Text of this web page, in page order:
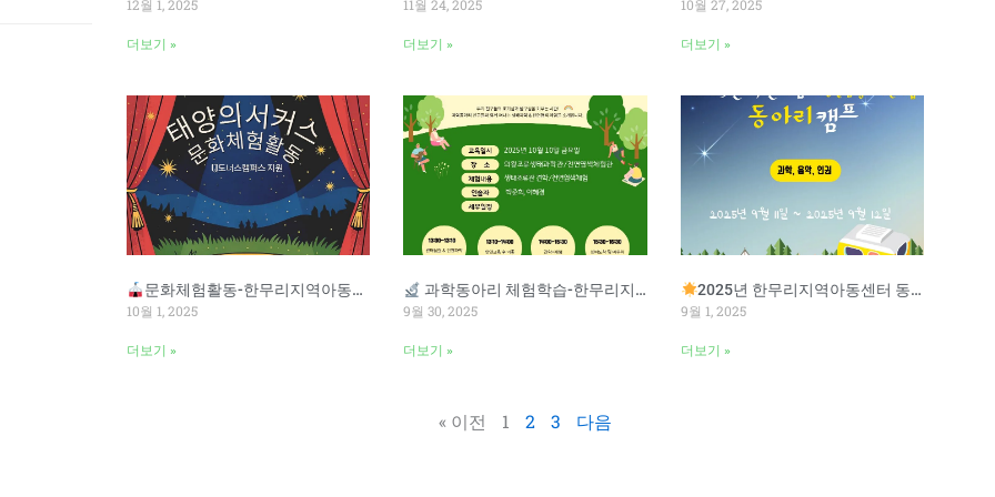
12월 1, 2025
더보기 »
11월 24, 2025
더보기 »
10월 27, 2025
더보기 »
문화체험활동-한무리지역아동센터
10월 1, 2025
더보기 »
과학동아리 체험학습-한무리지역아동센터
9월 30, 2025
더보기 »
2025년 한무리지역아동센터 동아리 캠프
9월 1, 2025
더보기 »
« 이전 1 2 3 다음